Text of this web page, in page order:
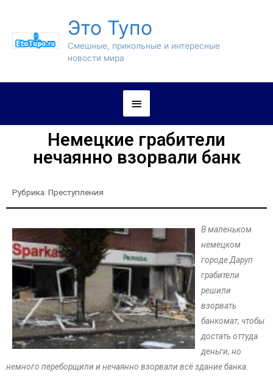
Это Тупо
Смешные, прикольные и интересные
новости мира
Немецкие грабители
нечаянно взорвали банк
Рубрика: Преступления
В маленьком
немецком
городе Даруп
грабители
решили
взорвать
банкомат, чтобы
достать оттуда
деньги, но
немного переборщили и нечаянно взорвали всё здание банка.